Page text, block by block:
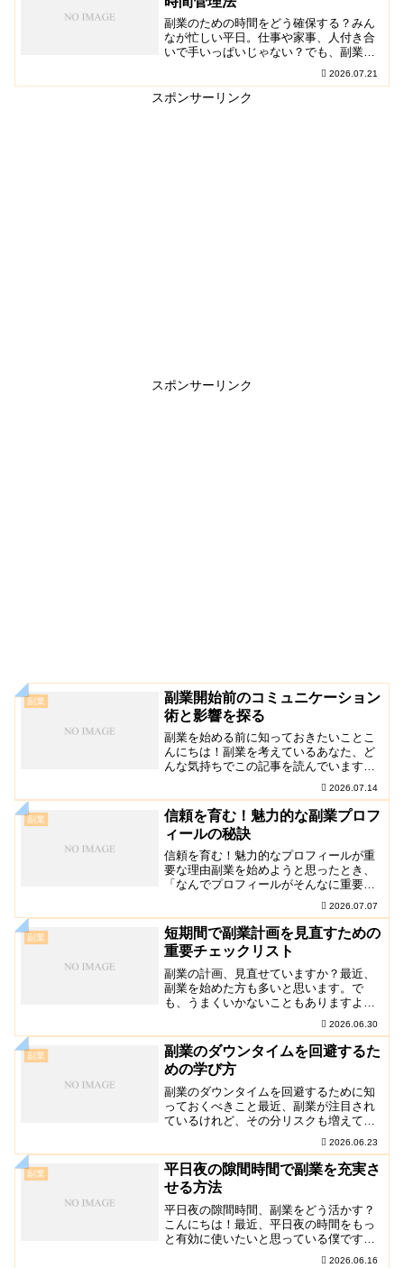
副業のための時間をどう確保する？みん
なが忙しい平日。仕事や家事、人付き合
いで手いっぱいじゃない？でも、副業を
始めたい気持ち、少しはあると思う。実
は、隙間時間を上手に使えば、意外とス
ムーズに進められるんだ。この記事で
2026.07.21
スポンサーリンク
スポンサーリンク
副業
副業開始前のコミュニケーション
術と影響を探る
副業を始める前に知っておきたいことこ
んにちは！副業を考えているあなた、ど
んな気持ちでこの記事を読んでいます
か？夢や目標を実現したい気持ち、少し
不安な気持ち、さまざまな思いがあるで
しょう。今回は、副業を始める前に知っ
ておくべき、同僚や上司と…
2026.07.14
副業
信頼を育む！魅力的な副業プロフ
ィールの秘訣
信頼を育む！魅力的なプロフィールが重
要な理由副業を始めようと思ったとき、
「なんでプロフィールがそんなに重要な
の？」って思ったこと、ありませんか？
実は、プロフィールがしっかりしていな
いと、依頼が来ないことも多いんです。
僕も最初はそんなことを…
2026.07.07
副業
短期間で副業計画を見直すための
重要チェックリスト
副業の計画、見直せていますか？最近、
副業を始めた方も多いと思います。で
も、うまくいかないこともありますよ
特に計画を立てる段階で。「あ！これ奥
が深いな」と感じたことはありません
か？この記事では、短期間で…
2026.06.30
副業
副業のダウンタイムを回避するた
めの学び方
副業のダウンタイムを回避するために知
っておくべきこと最近、副業が注目され
ているけれど、その分リスクも増えてい
が停滞するリスクについて考えたことは
あるかな？この記事では、その危険性
と、どうやって回避するか…
2026.06.23
副業
平日夜の隙間時間で副業を充実さ
せる方法
平日夜の隙間時間、副業をどう活かす？
こんにちは！最近、平日夜の時間をもっ
と有効に使いたいと思っている僕です。
2026.06.16